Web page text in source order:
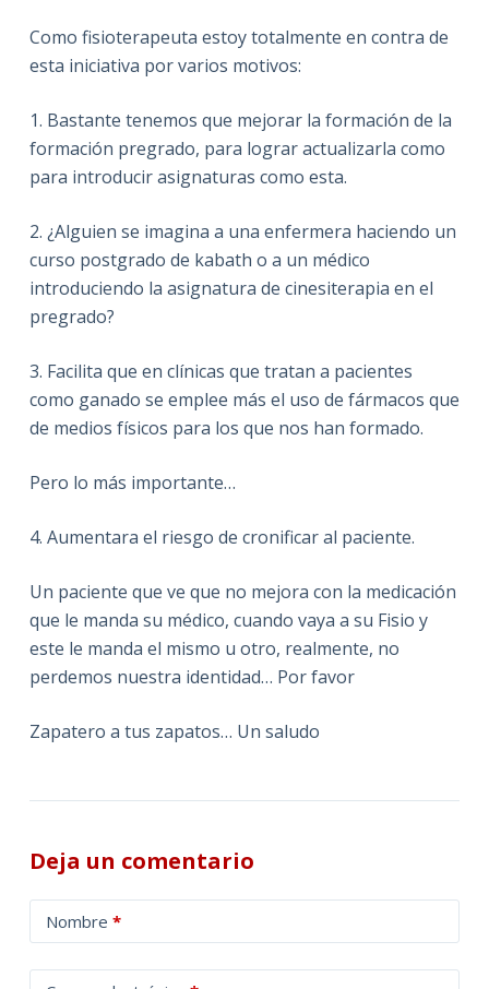
Como fisioterapeuta estoy totalmente en contra de
esta iniciativa por varios motivos:
1. Bastante tenemos que mejorar la formación de la
formación pregrado, para lograr actualizarla como
para introducir asignaturas como esta.
2. ¿Alguien se imagina a una enfermera haciendo un
curso postgrado de kabath o a un médico
introduciendo la asignatura de cinesiterapia en el
pregrado?
3. Facilita que en clínicas que tratan a pacientes
como ganado se emplee más el uso de fármacos que
de medios físicos para los que nos han formado.
Pero lo más importante…
4. Aumentara el riesgo de cronificar al paciente.
Un paciente que ve que no mejora con la medicación
que le manda su médico, cuando vaya a su Fisio y
este le manda el mismo u otro, realmente, no
perdemos nuestra identidad… Por favor
Zapatero a tus zapatos… Un saludo
Deja un comentario
Nombre *
l
t